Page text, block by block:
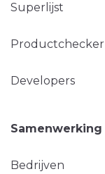
Superlijst
Productchecker
Developers
Samenwerking
Bedrijven